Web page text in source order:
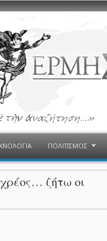
ΠΟΛΙΤΙΣΜΟΣ
ζήτω οι